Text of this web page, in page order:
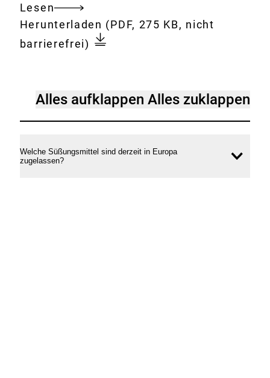
Lesen
Gesamtes
Dokument
Download:
Herunterladen (PDF, 275 KB, nicht
barrierefrei)
Süßungsmittel
–
Ausgewählte
Alles aufklappenAlles zuklappen
Welche Süßungsmittel sind derzeit in Europa
zugelassen?